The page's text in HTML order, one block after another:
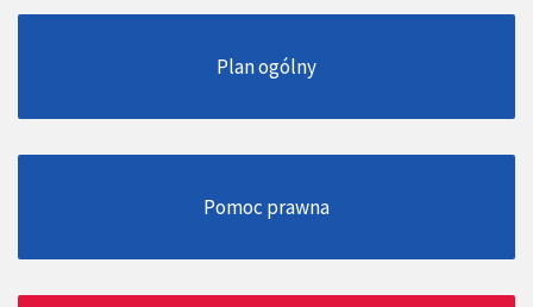
Plan ogólny
Pomoc prawna